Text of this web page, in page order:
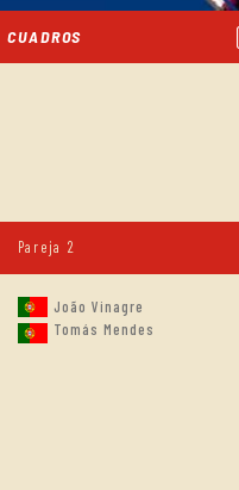
CUADROS
Pareja 2
João Vinagre
Tomás Mendes